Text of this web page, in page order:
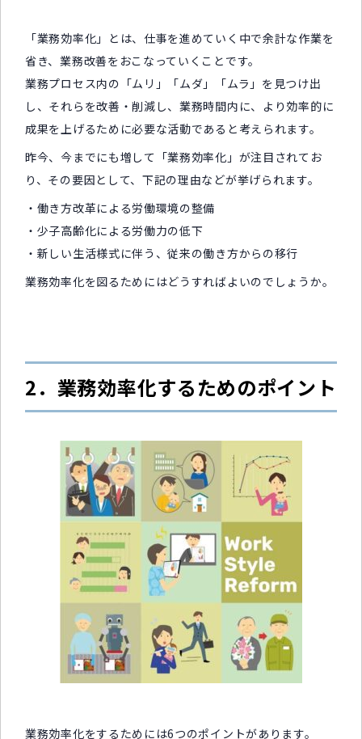
「業務効率化」とは、仕事を進めていく中で余計な作業を
省き、業務改善をおこなっていくことです。
業務プロセス内の「ムリ」「ムダ」「ムラ」を見つけ出
し、それらを改善・削減し、業務時間内に、より効率的に
成果を上げるために必要な活動であると考えられます。
昨今、今までにも増して「業務効率化」が注目されてお
り、その要因として、下記の理由などが挙げられます。
・働き方改革による労働環境の整備
・少子高齢化による労働力の低下
・新しい生活様式に伴う、従来の働き方からの移行
業務効率化を図るためにはどうすればよいのでしょうか。
2．業務効率化するためのポイント
業務効率化をするためには6つのポイントがあります。